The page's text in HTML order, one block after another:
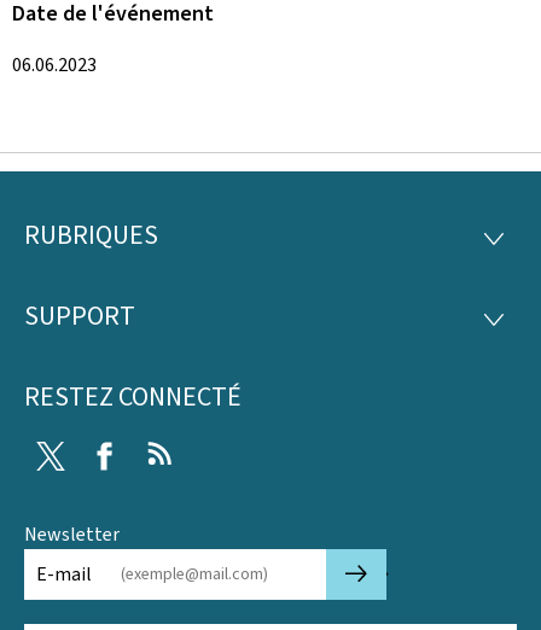
Date de l'événement
06.06.2023
Pied
page
RUBRIQUES
SUPPORT
RESTEZ CONNECTÉ
Twitter Facebook
Newsletter
E-mail
🡒